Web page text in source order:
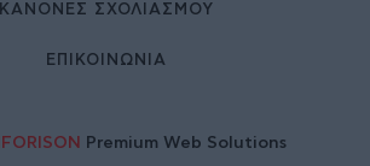
ΚΑΝΟΝΕΣ ΣΧΟΛΙΑΣΜΟΥ
ΕΠΙΚΟΙΝΩΝΊΑ
Premium Web Solutions